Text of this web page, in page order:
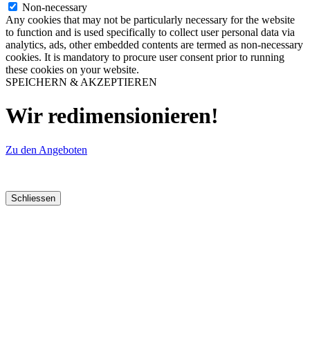
Non-necessary
Any cookies that may not be particularly necessary for the website
to function and is used specifically to collect user personal data via
analytics, ads, other embedded contents are termed as non-necessary
cookies. It is mandatory to procure user consent prior to running
these cookies on your website.
SPEICHERN & AKZEPTIEREN
Wir redimensionieren!
Zu den Angeboten
Schliessen